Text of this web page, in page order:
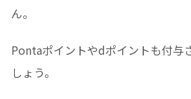
ん。
Pontaポイントやdポイントも付与
しょう。